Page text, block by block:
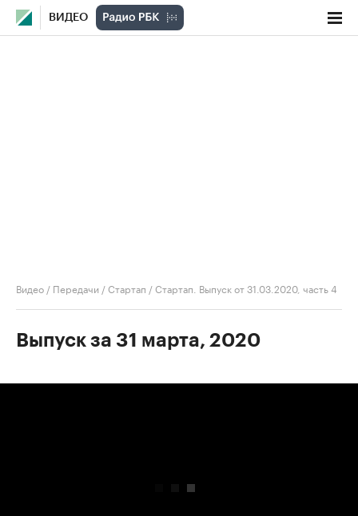
ВИДЕО
Видео / Передачи /Стартап /Стартап. Выпуск от 31.03.2020, часть 4
Выпуск за 31 марта, 2020